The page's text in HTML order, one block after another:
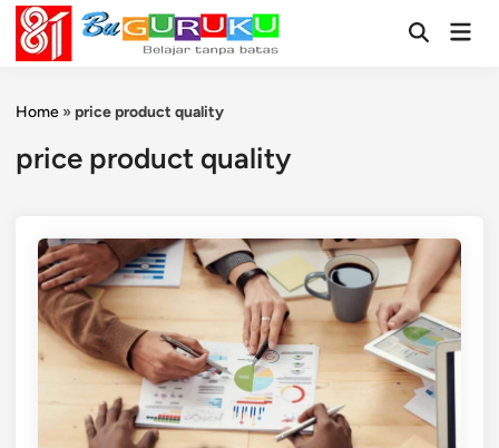
Skip
content
OpenMain
Home » price product quality
price product quality